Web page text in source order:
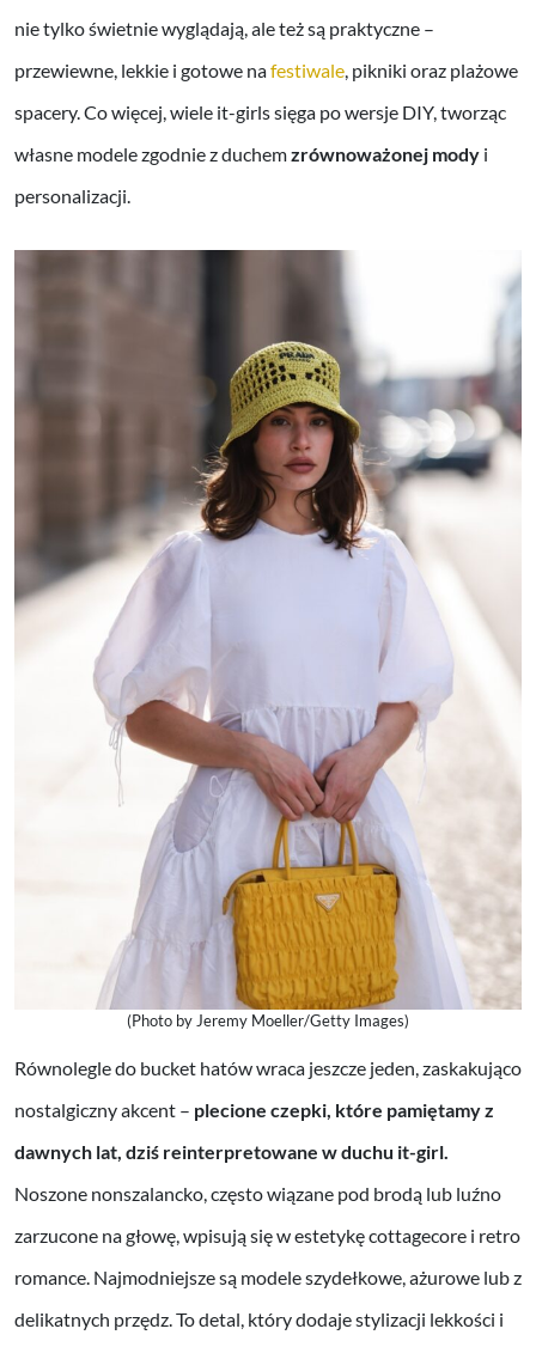
nie tylko świetnie wyglądają, ale też są praktyczne –
przewiewne, lekkie i gotowe nafestiwale, pikniki oraz plażowe
spacery. Co więcej, wiele it-girls sięga po wersje DIY, tworząc
własne modele zgodnie z duchemzrównoważonej mody i
personalizacji.
(Photo by Jeremy Moeller/Getty Images)
Równolegle do bucket hatów wraca jeszcze jeden, zaskakująco
nostalgiczny akcent – plecione czepki, które pamiętamy z
dawnych lat, dziś reinterpretowane w duchu it-girl.
Noszone nonszalancko, często wiązane pod brodą lub luźno
zarzucone na głowę, wpisują się w estetykę cottagecore i retro
romance. Najmodniejsze są modele szydełkowe, ażurowe lub z
delikatnych przędz. To detal, który dodaje stylizacji lekkości i